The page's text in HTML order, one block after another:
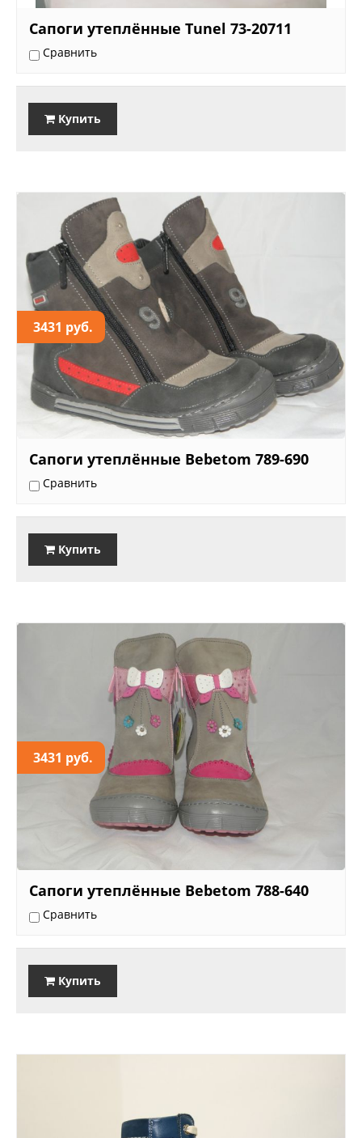
Сапоги утеплённые Tunel 73-20711
Сравнить
Купить
3431 руб.
Сапоги утеплённые Bebetom 789-690
Сравнить
Купить
3431 руб.
Сапоги утеплённые Bebetom 788-640
Сравнить
Купить